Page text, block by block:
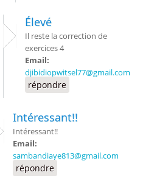
Élevé
Il reste la correction de
exercices 4
Email:
djibidiopwitsel77@gmail.com
répondre
Intéressant!!
Intéressant!!
Email:
sambandiaye813@gmail.com
répondre